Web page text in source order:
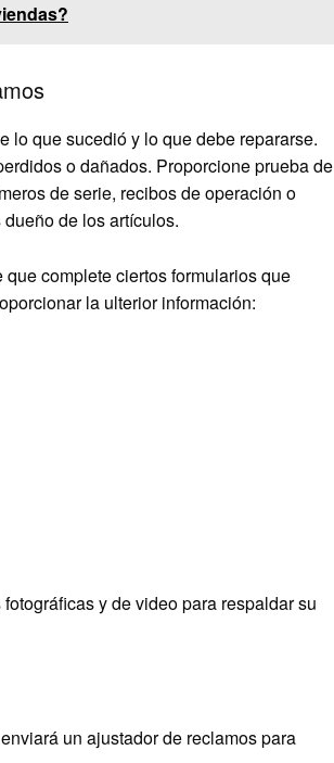
lo que sucedió y lo que debe repararse.
o dañados. Proporcione prueba de
de serie, recibos de operación o
de los artículos.
complete ciertos formularios que
la ulterior información:
y de video para respaldar su
un ajustador de reclamos para